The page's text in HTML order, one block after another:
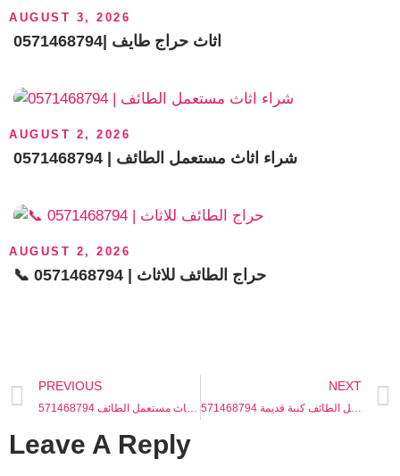
AUGUST 3, 2026
اثاث حراج طايف |0571468794
AUGUST 2, 2026
0571468794 | شراء اثاث مستعمل الطائف
AUGUST 2, 2026
📞 0571468794 | حراج الطائف للاثاث
PREVIOUS
مستعمل بحالة جيدة أثاث مستعمل الطائف 571468794
NEXT
اثاث مستعمل الطائف كنبة قديمة 571468794
Leave A Reply